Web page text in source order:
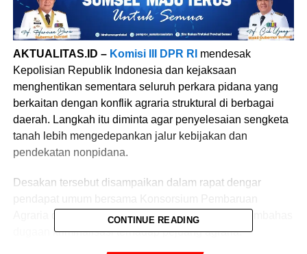
AKTUALITAS.ID – Komisi III DPR RI mendesak
Kepolisian Republik Indonesia dan kejaksaan
menghentikan sementara seluruh perkara pidana yang
berkaitan dengan konflik agraria struktural di berbagai
daerah. Langkah itu diminta agar penyelesaian sengketa
tanah lebih mengedepankan jalur kebijakan dan
pendekatan nonpidana.
Desakan tersebut disampaikan dalam rapat dengar
Agraria dan Polda Nusa Tenggara Timur yang membahas
dugaan kriminalisasi terhadap pejuang agraria.
CONTINUE READING